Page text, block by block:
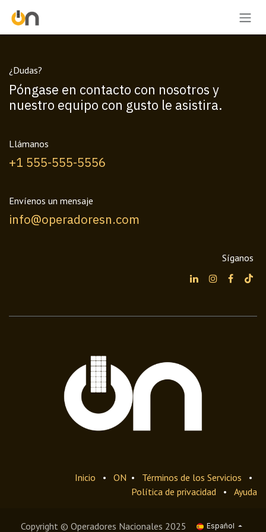
¿Dudas?
Póngase en contacto con nosotros y
nuestro equipo con gusto le asistira.
Llámanos
+1 555-555-5556
Envíenos un mensaje
info@operadoresn.com
Síganos
Inicio • ON • Términos de los Servicios
•
Política de privacidad
• Ayuda
Copyright © Operadores Nacionales 2025 Español